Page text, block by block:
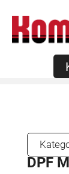
Inhalt
springen
DPF